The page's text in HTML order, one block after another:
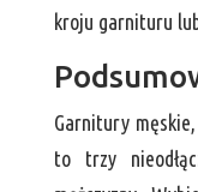
kroju garnituru
Garnitury
to trzy